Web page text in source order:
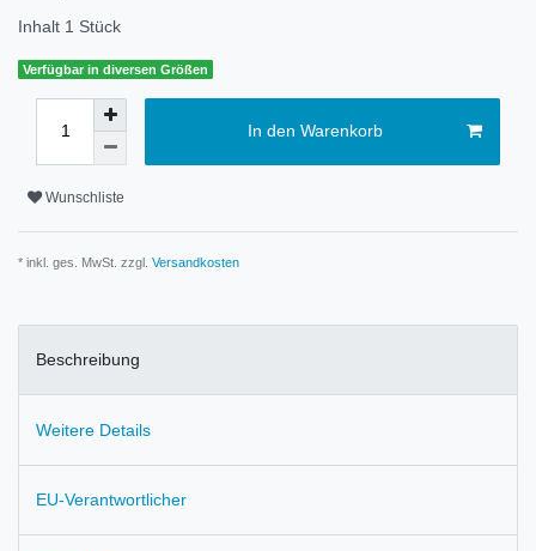
Inhalt 1 Stück
Verfügbar in diversen Größen
In den Warenkorb
Wunschliste
* inkl. ges. MwSt. zzgl. Versandkosten
Beschreibung
Weitere Details
EU-Verantwortlicher